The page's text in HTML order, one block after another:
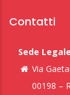
Contatti
Sede Legale
Via
00198 –